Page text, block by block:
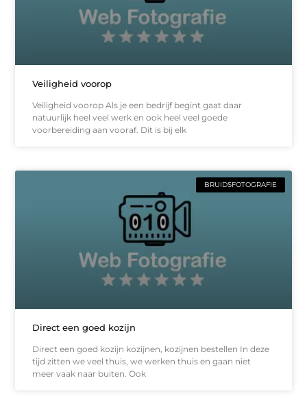
Veiligheid voorop
Veiligheid voorop Als je een bedrijf begint gaat daar
natuurlijk heel veel werk en ook heel veel goede
voorbereiding aan vooraf. Dit is bij elk
BRUIDSFOTOGRAFIE
Direct een goed kozijn
Direct een goed kozijn kozijnen, kozijnen bestellen In deze
tijd zitten we veel thuis, we werken thuis en gaan niet
meer vaak naar buiten. Ook